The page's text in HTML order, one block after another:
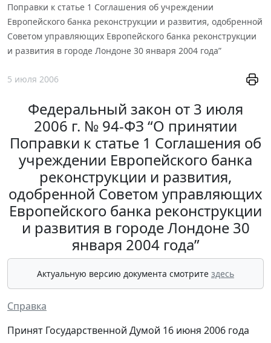
Поправки к статье 1 Соглашения об учреждении
Европейского банка реконструкции и развития, одобренной
Советом управляющих Европейского банка реконструкции
и развития в городе Лондоне 30 января 2004 года”
5 июля 2006
Федеральный закон от 3 июля
2006 г. № 94-ФЗ “О принятии
Поправки к статье 1 Соглашения об
учреждении Европейского банка
реконструкции и развития,
одобренной Советом управляющих
Европейского банка реконструкции
и развития в городе Лондоне 30
января 2004 года”
Актуальную версию документа смотрите здесь
Справка
Принят Государственной Думой 16 июня 2006 года